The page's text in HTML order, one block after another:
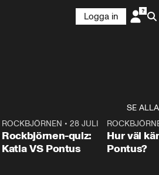
Logga in
SE ALLA
0:15
ROCKBJÖRNEN •28 JULI
Rockbjörnen-quiz:
Katia VS Pontus
Hur väl
Pontus?